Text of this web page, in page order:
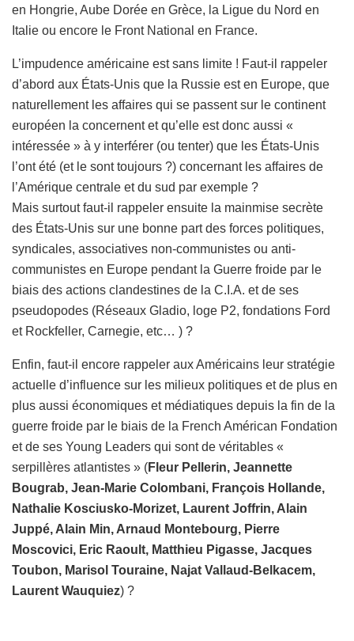
en Hongrie, Aube Dorée en Grèce, la Ligue du Nord en
Italie ou encore le Front National en France.
L’impudence américaine est sans limite ! Faut-il rappeler
d’abord aux États-Unis que la Russie est en Europe, que
naturellement les affaires qui se passent sur le continent
européen la concernent et qu’elle est donc aussi «
intéressée » à y interférer (ou tenter) que les États-Unis
l’ont été (et le sont toujours ?) concernant les affaires de
l’Amérique centrale et du sud par exemple ?
Mais surtout faut-il rappeler ensuite la mainmise secrète
des États-Unis sur une bonne part des forces politiques,
syndicales, associatives non-communistes ou anti-
communistes en Europe pendant la Guerre froide par le
biais des actions clandestines de la C.I.A. et de ses
pseudopodes (Réseaux Gladio, loge P2, fondations Ford
et Rockfeller, Carnegie, etc… ) ?
Enfin, faut-il encore rappeler aux Américains leur stratégie
actuelle d’influence sur les milieux politiques et de plus en
plus aussi économiques et médiatiques depuis la fin de la
guerre froide par le biais de la French Américan Fondation
et de ses Young Leaders qui sont de véritables «
serpillères atlantistes » (Fleur Pellerin, Jeannette
Bougrab, Jean-Marie Colombani, François Hollande,
Nathalie Kosciusko-Morizet, Laurent Joffrin, Alain
Juppé, Alain Min, Arnaud Montebourg, Pierre
Moscovici, Eric Raoult, Matthieu Pigasse, Jacques
Toubon, Marisol Touraine, Najat Vallaud-Belkacem,
Laurent Wauquiez) ?